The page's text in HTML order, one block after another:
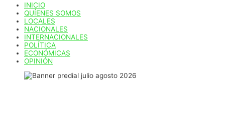
INICIO
QUÍENES SOMOS
LOCALES
NACIONALES
INTERNACIONALES
POLÍTICA
ECONÓMICAS
OPINIÓN